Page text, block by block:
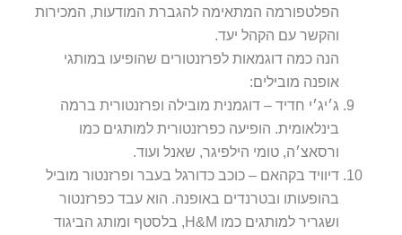
הפלטפורמה המתאימה להגברת המודעות, המכירות
והקשר עם הקהל יעד.
הנה כמה דוגמאות לפרזנטורים שהופיעו במותגי
אופנה מובילים:
ג׳יג׳י חדיד – דוגמנית מובילה ופרזנטורית ברמה
בינלאומית. הופיעה כפרזנטורית למותגים כמו
ורסאצ׳ה, טומי הילפיגר, שאנל ועוד.
דיוויד בקהאם – כוכב כדורגל בעבר ופרזנטור מוביל
בהופעותו ובטרנדים באופנה. הוא עבד כפרזנטור
ושגריר למותגים כמו H&M, בלסטף ומותג הביגוד